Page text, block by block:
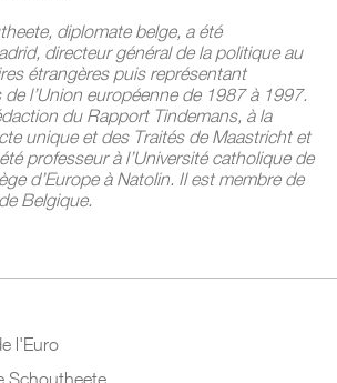
diplomate belge, a été
directeur général de la politique au
étrangères puis représentant
l’Union européenne de 1987 à 1997.
du Rapport Tindemans, à la
unique et des Traités de Maastricht et
professeur à l’Université catholique de
d’Europe à Natolin. Il est membre de
Belgique.
l'Euro